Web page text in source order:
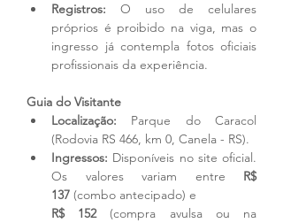
Registros: O uso de celulares
próprios é proibido na viga, mas o
ingresso já contempla fotos oficiais
profissionais da experiência.
Guia do Visitante
Localização: Parque do Caracol
(Rodovia RS 466, km 0, Canela - RS).
Ingressos: Disponíveis no site oficial.
Os valores variam entre R$
137 (combo antecipado) e
R$ 152 (compra avulsa ou na